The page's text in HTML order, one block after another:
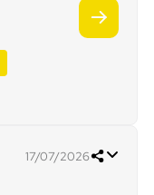
17/07/2026